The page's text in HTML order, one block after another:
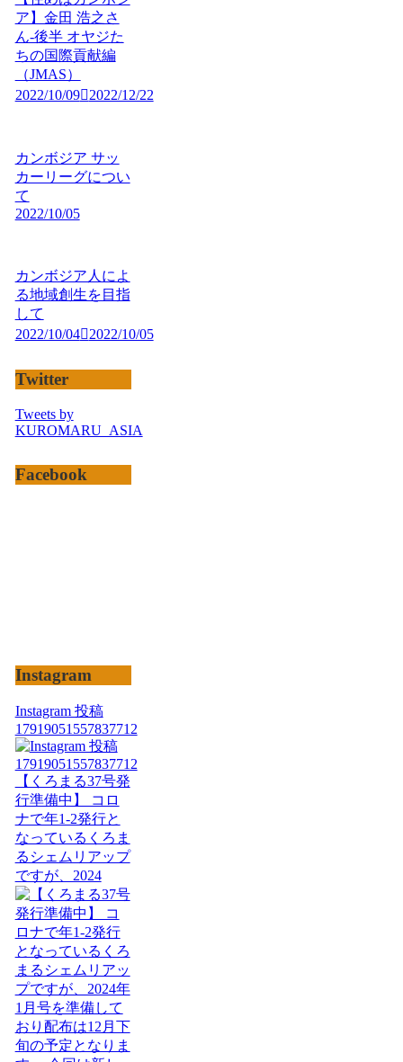
ア】金田 浩之さ
ん-後半 オヤジた
ちの国際貢献編
（JMAS）
2022/10/09
2022/12/22
カンボジア サッ
カーリーグについ
て
2022/10/05
カンボジア人によ
る地域創生を目指
して
2022/10/04
2022/10/05
Twitter
Tweets by
KUROMARU_ASIA
Facebook
Instagram
Instagram 投稿
17919051557837712
【くろまる37号発
行準備中】 コロ
ナで年1-2発行と
なっているくろま
るシェムリアップ
ですが、2024